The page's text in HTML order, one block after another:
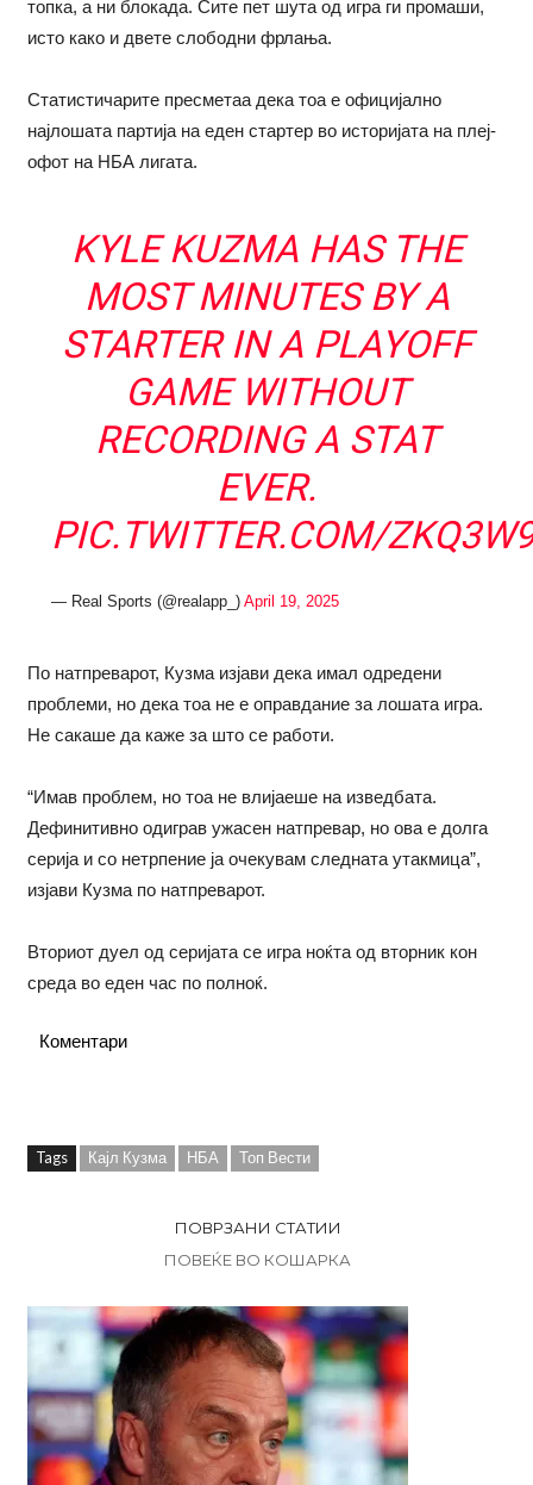
топка, а ни блокада. Сите пет шута од игра ги промаши,
исто како и двете слободни фрлања.
Статистичарите пресметаа дека тоа е официјално
најлошата партија на еден стартер во историјата на плеј-
офот на НБА лигата.
KYLE KUZMA HAS THE
MOST MINUTES BY A
STARTER IN A PLAYOFF
GAME WITHOUT
RECORDING A STAT
EVER.
PIC.TWITTER.COM/
— Real Sports (@realapp_) April 19, 2025
По натпреварот, Кузма изјави дека имал одредени
проблеми, но дека тоа не е оправдание за лошата игра.
Не сакаше да каже за што се работи.
“Имав проблем, но тоа не влијаеше на изведбата.
Дефинитивно одиграв ужасен натпревар, но ова е долга
серија и со нетрпение ја очекувам следната утакмица”,
изјави Кузма по натпреварот.
Вториот дуел од серијата се игра ноќта од вторник кон
среда во еден час по полноќ.
Коментари
Tags Кајл Кузма НБА Топ Вести
ПОВРЗАНИ СТАТИИ
ПОВЕЌЕ ВО КОШАРКА